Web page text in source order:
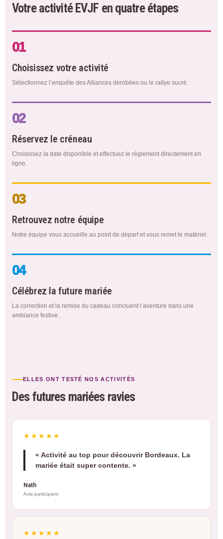
Votre activité EVJF en quatre étapes
01
Choisissez votre activité
Sélectionnez l’enquête des Alliances dérobées ou le rallye sucré.
02
Réservez le créneau
Choisissez la date disponible et effectuez le règlement directement en
ligne.
03
Retrouvez notre équipe
Notre équipe vous accueille au point de départ et vous remet le matériel.
04
Célébrez la future mariée
La correction et la remise du cadeau concluent l’aventure dans une
ambiance festive.
ELLES ONT TESTÉ NOS ACTIVITÉS
Des futures mariées ravies
★★★★★
« Activité au top pour découvrir Bordeaux. La
mariée était super contente. »
Nath
Avis participant
★★★★★